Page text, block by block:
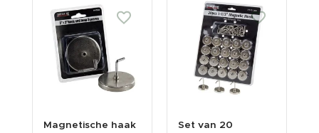
Magnetische haak
Set van 20